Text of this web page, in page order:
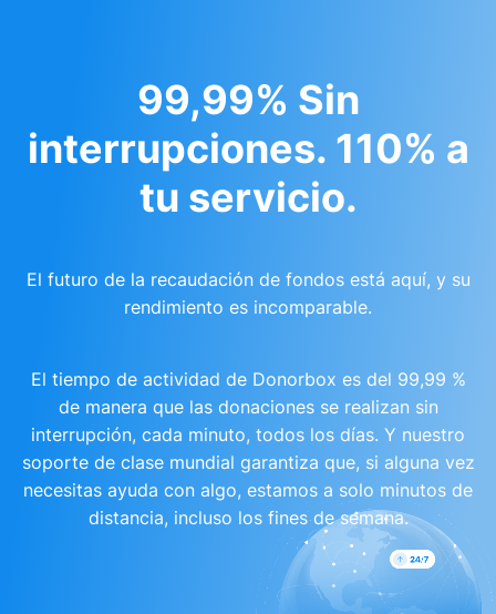
99,99% Sin
interrupciones. 110% a
tu servicio.
El futuro de la recaudación de fondos está aquí, y su
rendimiento es incomparable.
El tiempo de actividad de Donorbox es del 99,99 %
de manera que las donaciones se realizan sin
interrupción, cada minuto, todos los días. Y nuestro
soporte de clase mundial garantiza que, si alguna vez
necesitas ayuda con algo, estamos a solo minutos de
distancia, incluso los fines de semana.